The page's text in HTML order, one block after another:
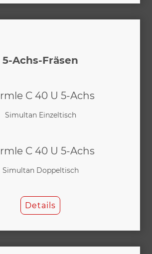
5-Achs-Fräsen
C 40 U 5-Achs
Simultan Einzeltisch
C 40 U 5-Achs
Simultan Doppeltisch
Details